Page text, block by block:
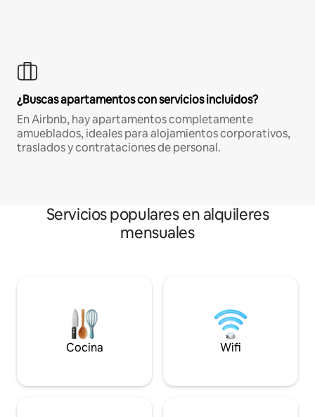
¿Buscas apartamentos con servicios incluidos?
En Airbnb, hay apartamentos completamente
amueblados, ideales para alojamientos corporativos,
traslados y contrataciones de personal.
Servicios populares en alquileres
mensuales
Cocina Wifi